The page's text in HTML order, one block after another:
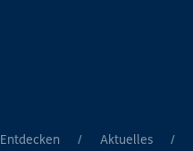
Entdecken Aktuelles